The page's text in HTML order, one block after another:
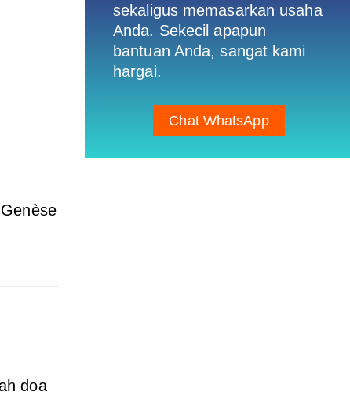
doa
sekaligus memasarkan usaha
Anda. Sekecil apapun
bantuan Anda, sangat kami
hargai.
Chat WhatsApp